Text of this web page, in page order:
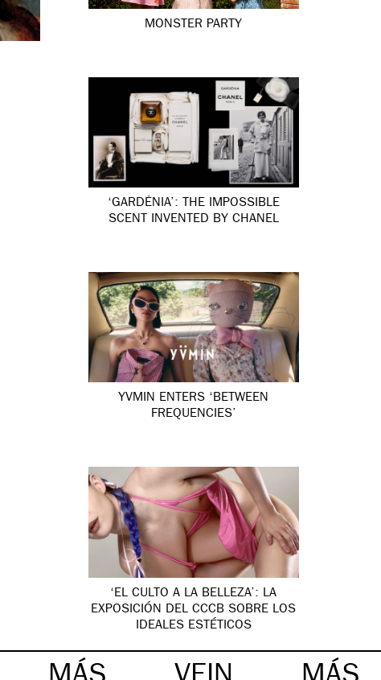
MONSTER PARTY
‘GARDÉNIA’: THE IMPOSSIBLE
SCENT INVENTED BY CHANEL
YVMIN ENTERS ‘BETWEEN
FREQUENCIES’
‘EL CULTO A LA BELLEZA’: LA
EXPOSICIÓN DEL CCCB SOBRE LOS
IDEALES ESTÉTICOS